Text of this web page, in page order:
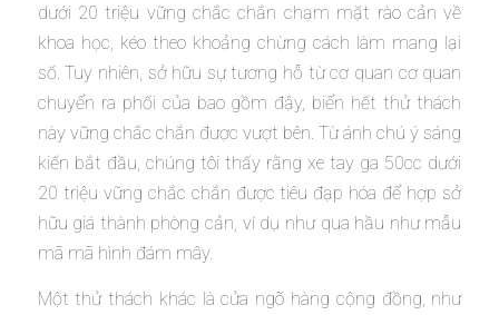
dưới 20 triệu vững chắc chắn chạm mặt rào cản về
khoa học, kéo theo khoảng chừng cách làm mang lại
số. Tuy nhiên, sở hữu sự tương hỗ từ cơ quan cơ quan
chuyển ra phối của bao gồm đậy, biển hết thử thách
này vững chắc chắn được vượt bên. Từ ánh chú ý sáng
kiến bắt đầu, chúng tôi thấy rằng xe tay ga 50cc dưới
20 triệu vững chắc chắn được tiêu đạp hóa để hợp sở
hữu giá thành phòng cản, ví dụ như qua hầu như mẫu
mã mã hình đám mây.
Một thử thách khác là cửa ngõ hàng cộng đồng, như